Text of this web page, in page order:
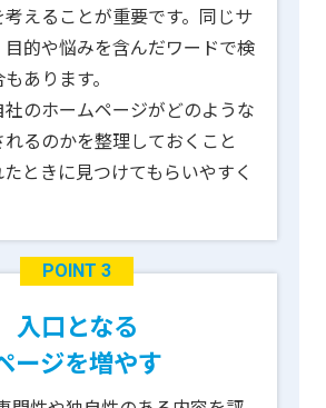
えることが重要です。同じサ
的や悩みを含んだワードで検
あります。
のホームページがどのような
るのかを整理しておくこと
ときに見つけてもらいやすく
POINT 3
入口となる
ージを増やす